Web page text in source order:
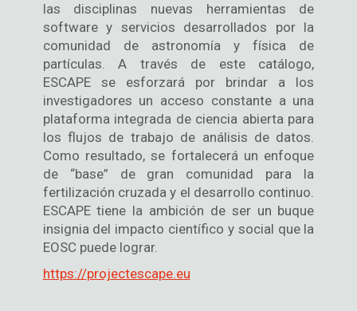
las disciplinas nuevas herramientas de
software y servicios desarrollados por la
comunidad de astronomía y física de
partículas. A través de este catálogo,
ESCAPE se esforzará por brindar a los
investigadores un acceso constante a una
plataforma integrada de ciencia abierta para
los flujos de trabajo de análisis de datos.
Como resultado, se fortalecerá un enfoque
de “base” de gran comunidad para la
fertilización cruzada y el desarrollo continuo.
ESCAPE tiene la ambición de ser un buque
insignia del impacto científico y social que la
EOSC puede lograr.
https://projectescape.eu